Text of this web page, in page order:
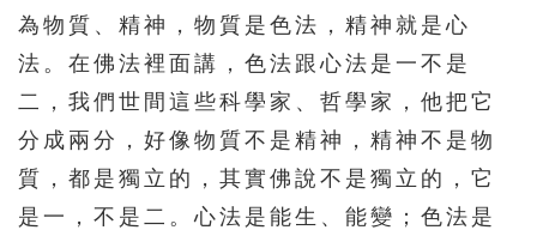
為物質、精神，物質是色法，精神就是心
法。在佛法裡面講，色法跟心法是一不是
二，我們世間這些科學家、哲學家，他把它
分成兩分，好像物質不是精神，精神不是物
質，都是獨立的，其實佛說不是獨立的，它
是一，不是二。心法是能生、能變；色法是